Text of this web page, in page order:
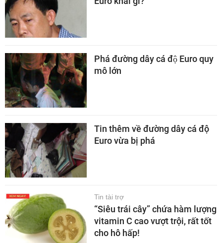
Phá đường dây cá độ Euro quy
mô lớn
Tin thêm về đường dây cá độ
Euro vừa bị phá
Tin tài trợ
“Siêu trái cây” chứa hàm lượng
vitamin C cao vượt trội, rất tốt
cho hô hấp!